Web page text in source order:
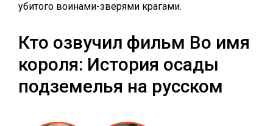
убитого воинами-зверями крагами.
Кто озвучил фильм Во имя
короля: История осады
подземелья на русском